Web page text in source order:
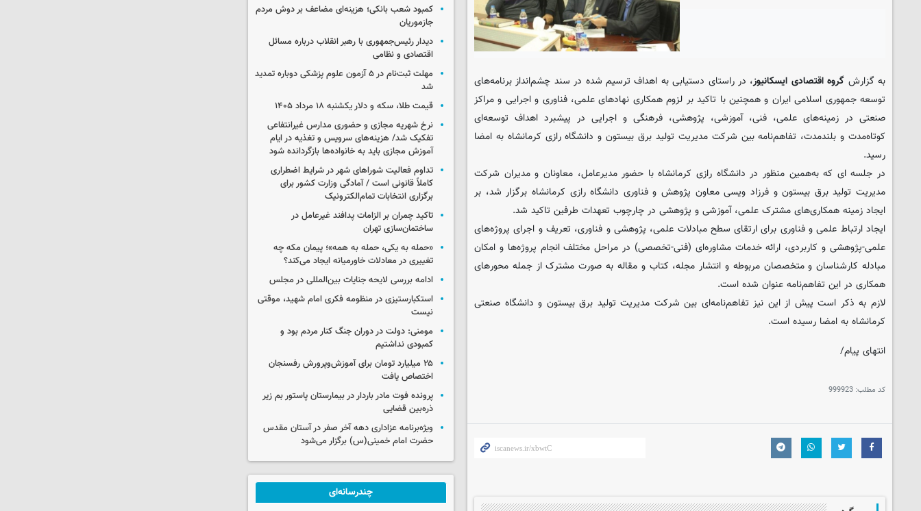
به گزارش گروه اقتصادی ایسکانیوز، در راستای دستیابی به اهداف ترسیم شده در سند چشم‌انداز برنامه‌های
توسعه جمهوری اسلامی ایران و همچنین با تاکید بر لزوم همکاری نهادهای علمی، فناوری و اجرایی و مراکز
صنعتی در زمینه‌های علمی، فنی، آموزشی، پژوهشی، فرهنگی و اجرایی در پیشبرد اهداف توسعه‌ای
کوتاه‌مدت و بلند‌مدت، تفاهم‌نامه بین شرکت مدیریت تولید برق بیستون و دانشگاه رازی کرمانشاه به امضا
رسید.
در جلسه ای که به‌همین منظور در دانشگاه رازی کرمانشاه با حضور مدیرعامل، معاونان و مدیران شرکت
مدیریت تولید برق بیستون و فرزاد ویسی معاون پژوهش و فناوری دانشگاه رازی کرمانشاه برگزار شد، بر
ایجاد زمینه همکاری‌های مشترک علمی، آموزشی و پژوهشی در چارچوب تعهدات طرفین تاکید شد.
ایجاد ارتباط علمی و فناوری برای ارتقای سطح مبادلات علمی، پژوهشی و فناوری، تعریف و اجرای پروژه‌های
علمی-پژوهشی و کاربردی، ارائه خدمات مشاوره‌ای (فنی-تخصصی) در مراحل مختلف انجام پروژه‌ها و امکان
مبادله کارشناسان و متخصصان مربوطه و انتشار مجله، کتاب و مقاله به صورت مشترک از جمله محورهای
همکاری در این تفاهم‌نامه عنوان شده است.
لازم به ذکر است پیش از این نیز تفاهم‌نامه‌ای بین شرکت مدیریت تولید برق بیستون و دانشگاه صنعتی
کرمانشاه به امضا رسیده است.
انتهای پیام/
کد مطلب: 999923
کمبود شعب بانکی؛ هزینه‌ای مضاعف بر دوش مردم
جازموریان
دیدار رئیس‌جمهوری با رهبر انقلاب درباره مسائل
اقتصادی و نظامی
مهلت ثبت‌نام در ۵ آزمون علوم پزشکی دوباره تمدید
شد
قیمت طلا، سکه و دلار یکشنبه ۱۸ مرداد ۱۴۰۵
نرخ شهریه مجازی و حضوری مدارس غیرانتفاعی
تفکیک شد/ هزینه‌های سرویس و تغذیه در ایام
آموزش مجازی باید به خانواده‌ها بازگردانده شود
تداوم فعالیت شوراهای شهر در شرایط اضطراری
کاملاً قانونی است / آمادگی وزارت کشور برای
برگزاری انتخابات تمام‌الکترونیک
تاکید چمران بر الزامات پدافند غیرعامل در
ساختمان‌سازی تهران
«حمله به یکی، حمله به همه»؛ پیمان مکه چه
تغییری در معادلات خاورمیانه ایجاد می‌کند؟
ادامه بررسی لایحه جنایات بین‌المللی در مجلس
استکبارستیزی در منظومه فکری امام شهید، موقتی
نیست
مومنی: دولت در دوران جنگ کنار مردم بود و
کمبودی نداشتیم
۲۵ میلیارد تومان برای آموزش‌وپرورش رفسنجان
اختصاص یافت
پرونده فوت مادر باردار در بیمارستان پاستور بم زیر
ذره‌بین قضایی
ویژه‌برنامه عزاداری دهه آخر صفر در آستان مقدس
حضرت امام خمینی(س) برگزار می‌شود
چندرسانه‌ای